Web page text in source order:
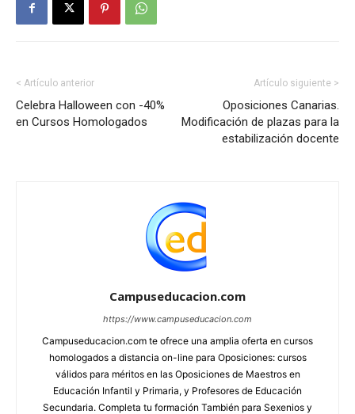
< Artículo anterior
Celebra Halloween con -40%
en Cursos Homologados
Artículo siguiente >
Oposiciones Canarias.
Modificación de plazas para la
estabilización docente
Campuseducacion.com
https://www.campuseducacion.com
Campuseducacion.com te ofrece una amplia oferta en cursos
homologados a distancia on-line para Oposiciones: cursos
válidos para méritos en las Oposiciones de Maestros en
Educación Infantil y Primaria, y Profesores de Educación
Secundaria. Completa tu formación También para Sexenios y